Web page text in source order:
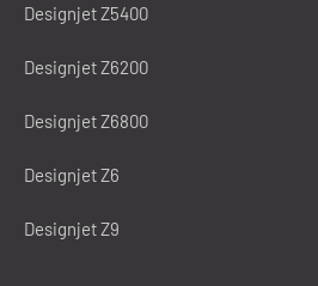
Designjet Z5400
Designjet Z6200
Designjet Z6800
Designjet Z6
Designjet Z9